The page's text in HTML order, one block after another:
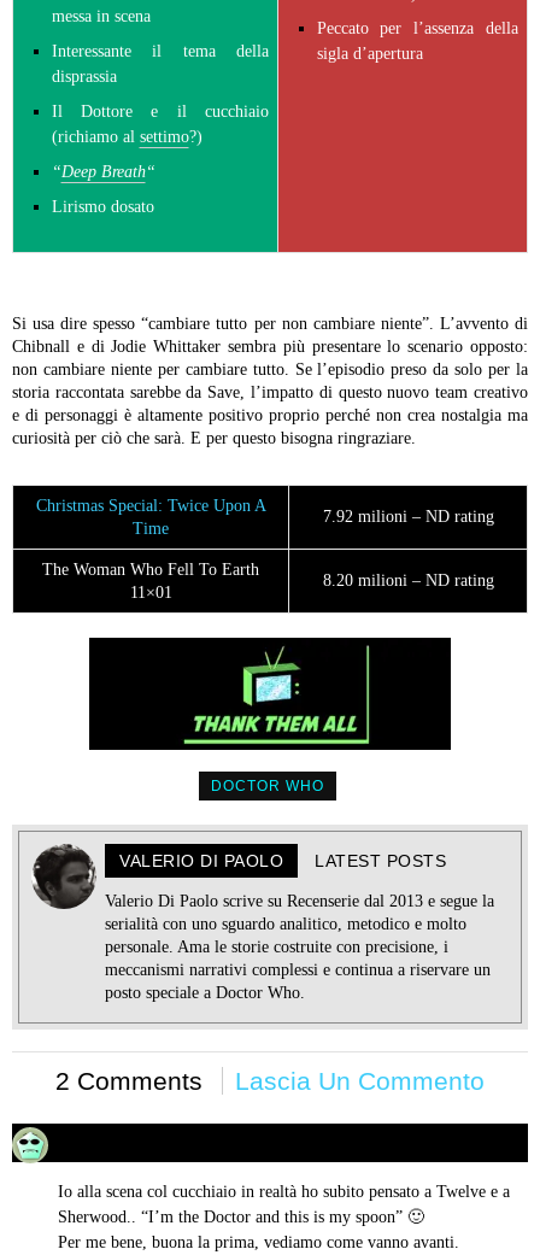
messa in scena
Interessante il tema della
disprassia
Il Dottore e il cucchiaio
(richiamo al settimo?)
“Deep Breath“
Lirismo dosato
Peccato per l’assenza della
sigla d’apertura
Si usa dire spesso “cambiare tutto per non cambiare niente”. L’avvento di
Chibnall e di Jodie Whittaker sembra più presentare lo scenario opposto:
non cambiare niente per cambiare tutto. Se l’episodio preso da solo per la
storia raccontata sarebbe da Save, l’impatto di questo nuovo team creativo
e di personaggi è altamente positivo proprio perché non crea nostalgia ma
curiosità per ciò che sarà. E per questo bisogna ringraziare.
Christmas Special: Twice Upon A
Time
7.92 milioni – ND rating
The Woman Who Fell To Earth
11×01
8.20 milioni – ND rating
DOCTOR WHO
VALERIO DI PAOLO LATEST POSTS
Valerio Di Paolo scrive su Recenserie dal 2013 e segue la
serialità con uno sguardo analitico, metodico e molto
personale. Ama le storie costruite con precisione, i
meccanismi narrativi complessi e continua a riservare un
posto speciale a Doctor Who.
2 Comments Lascia Un Commento
Io alla scena col cucchiaio in realtà ho subito pensato a Twelve e a
Sherwood.. “I’m the Doctor and this is my spoon” 🙂
Per me bene, buona la prima, vediamo come vanno avanti.